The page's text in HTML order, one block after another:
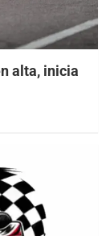
alta, inicia